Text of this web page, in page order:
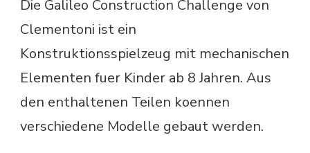
Die Galileo Construction Challenge von
Clementoni ist ein
Konstruktionsspielzeug mit mechanischen
Elementen fuer Kinder ab 8 Jahren. Aus
den enthaltenen Teilen koennen
verschiedene Modelle gebaut werden.